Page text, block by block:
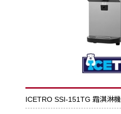
ICETRO SSI-151TG 霜淇淋機